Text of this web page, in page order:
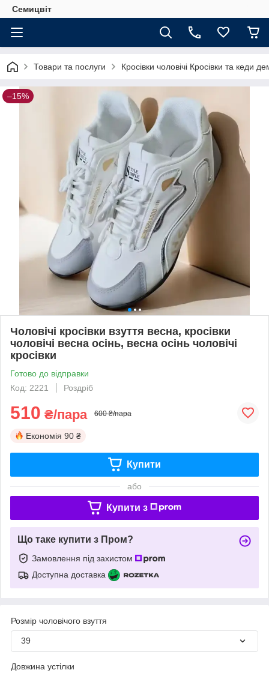
Семицвіт
Товари та послуги Кросівки чоловічі Кросівки та кеди
–15%
Чоловічі кросівки взуття весна, кросівки
чоловічі весна осінь, весна осінь чоловічі
кросівки
Готово до відправки
Код: 2221
Роздріб
510 ₴/пара 600 ₴/пара
Економія 90 ₴
Купити
або
Купити з
Що таке купити з Пром?
Замовлення під захистом
Доступна доставка
Розмір чоловічого взуття
39
Довжина устілки